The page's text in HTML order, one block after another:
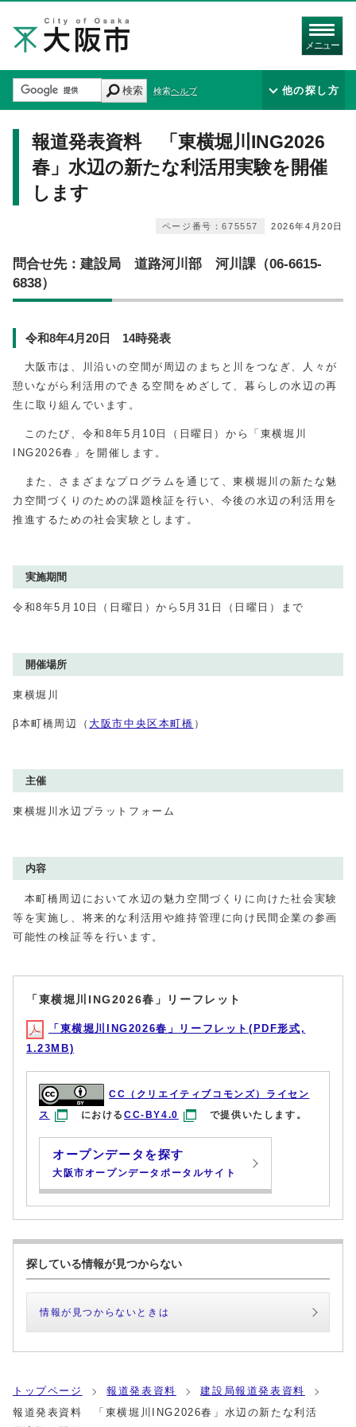
メニュー
検索 検索ヘルプ 他の探し方
報道発表資料 「東横堀川ING2026
春」水辺の新たな利活用実験を開催
します
2026年4月20日
ページ番号：675557
問合せ先：建設局 道路河川部 河川課（06-6615-
6838）
令和8年4月20日 14時発表
大阪市は、川沿いの空間が周辺のまちと川をつなぎ、人々が
憩いながら利活用のできる空間をめざして、暮らしの水辺の再
生に取り組んでいます。
このたび、令和8年5月10日（日曜日）から「東横堀川
ING2026春」を開催します。
また、さまざまなプログラムを通じて、東横堀川の新たな魅
力空間づくりのための課題検証を行い、今後の水辺の利活用を
推進するための社会実験とします。
実施期間
令和8年5月10日（日曜日）から5月31日（日曜日）まで
開催場所
東横堀川
β本町橋周辺（ 大阪市中央区本町橋 ）
主催
東横堀川水辺プラットフォーム
内容
本町橋周辺において水辺の魅力空間づくりに向けた社会実験
等を実施し、将来的な利活用や維持管理に向け民間企業の参画
可能性の検証等を行います。
「東横堀川ING2026春」リーフレット
「東横堀川ING2026春」リーフレット(PDF形式,
1.23MB)
CC（クリエイティブコモンズ）ライセン
ス
におけるCC-BY4.0 で提供いたします。
オープンデータを探す
大阪市オープンデータポータルサイト
探している情報が見つからない
情報が見つからないときは
トップページ 報道発表資料
建設局報道発表資料
報道発表資料 「東横堀川ING2026春」水辺の新たな利活